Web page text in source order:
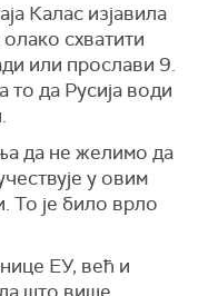
Калас изјавила
схватити
или прослави 9.
то да Русија води
да не желимо да
у овим
То је било врло
ЕУ, већ и